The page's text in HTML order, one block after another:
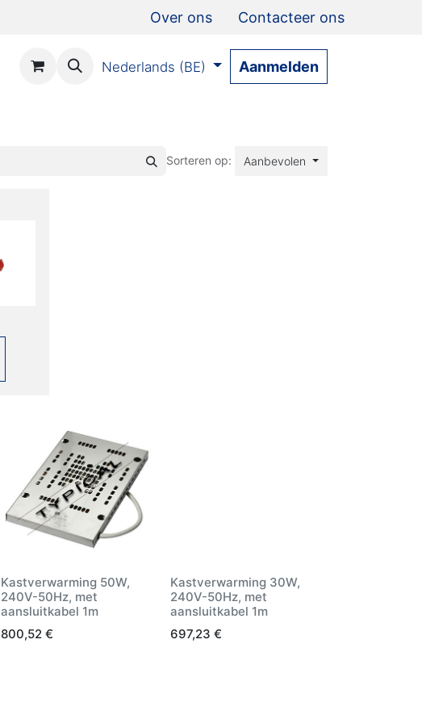
Over ons Contacteer ons
Nederlands (BE) Aanmelden
Sorteren op: Aanbevolen
Kastverwarming 50W,
240V-50Hz, met
aansluitkabel 1m
800,52 €
Kastverwarming 30W,
240V-50Hz, met
aansluitkabel 1m
697,23 €